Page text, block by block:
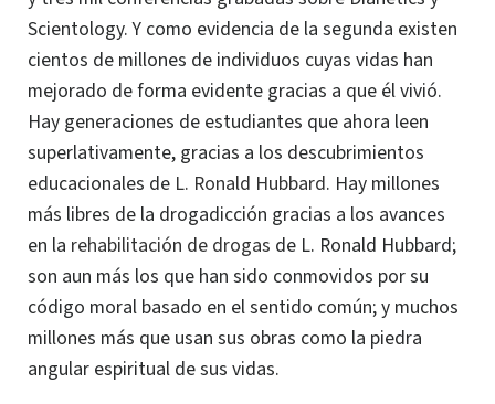
Scientology. Y como evidencia de la segunda existen
cientos de millones de individuos cuyas vidas han
mejorado de forma evidente gracias a que él vivió.
Hay generaciones de estudiantes que ahora leen
superlativamente, gracias a los descubrimientos
educacionales de L. Ronald Hubbard. Hay millones
más libres de la drogadicción gracias a los avances
en la rehabilitación de drogas de L. Ronald Hubbard;
son aun más los que han sido conmovidos por su
código moral basado en el sentido común; y muchos
millones más que usan sus obras como la piedra
angular espiritual de sus vidas.